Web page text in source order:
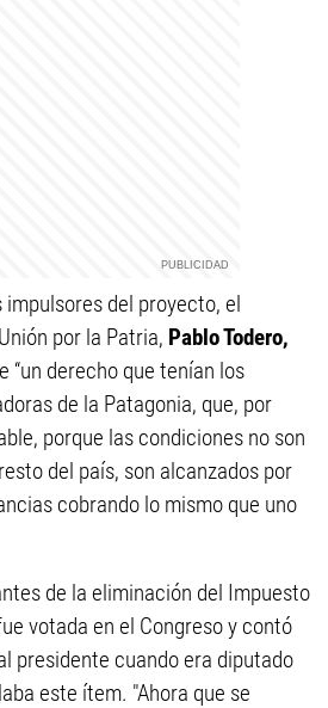
del proyecto, el
por la Patria, Pablo Todero,
“un derecho que tenían los
de la Patagonia, que, por
porque las condiciones no son
del país, son alcanzados por
cobrando lo mismo que uno
de la eliminación del Impuesto
votada en el Congreso y contó
presidente cuando era diputado
este ítem. "Ahora que se